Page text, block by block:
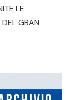
LE
GRAN